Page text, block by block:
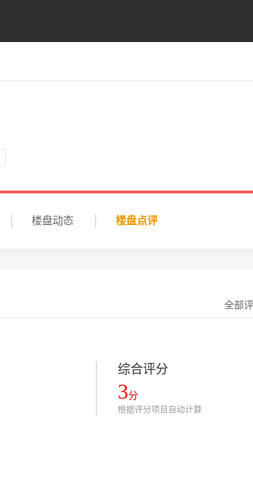
楼盘动态 楼盘点评
全部
综合评分
3分
根据评分项目自动计算